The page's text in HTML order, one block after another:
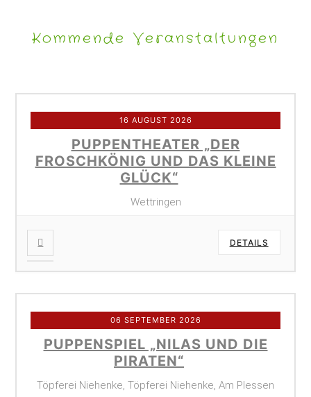
Kommende Veranstaltungen
16 AUGUST 2026
PUPPENTHEATER „DER
FROSCHKÖNIG UND DAS KLEINE
GLÜCK“
Wettringen
DETAILS
06 SEPTEMBER 2026
PUPPENSPIEL „NILAS UND DIE
PIRATEN“
Töpferei Niehenke, Töpferei Niehenke, Am Plessen